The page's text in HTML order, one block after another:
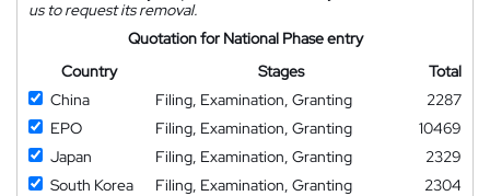
us to request its removal.
Quotation for National Phase entry
Country
Stages
Total
China
Filing, Examination, Granting
2287
EPO
Filing, Examination, Granting
10469
Japan
Filing, Examination, Granting
2329
South Korea
Filing, Examination, Granting
2304